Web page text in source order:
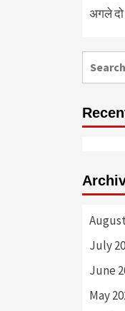
अगले दो
for:
July
June
May